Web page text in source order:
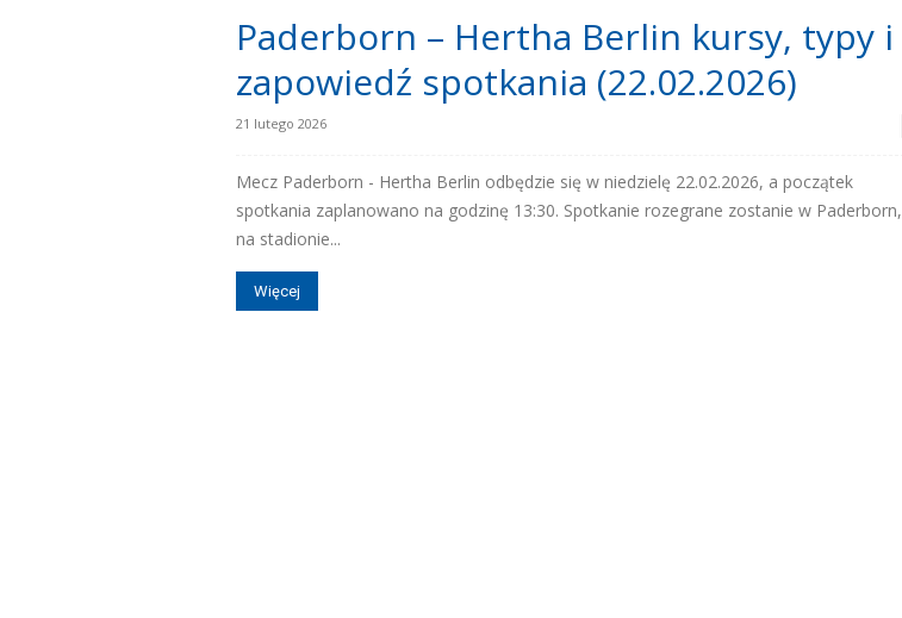
Paderborn – Hertha Berlin kursy, typy i
zapowiedź spotkania (22.02.2026)
21 lutego 2026
Mecz Paderborn - Hertha Berlin odbędzie się w niedzielę 22.02.2026, a początek
spotkania zaplanowano na godzinę 13:30. Spotkanie rozegrane zostanie w Paderborn,
na stadionie...
Więcej